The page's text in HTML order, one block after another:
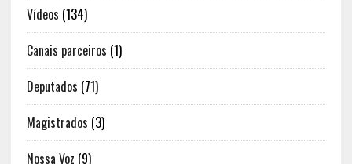
Vídeos (134)
Canais parceiros (1)
Deputados (71)
Magistrados (3)
Nossa Voz (9)